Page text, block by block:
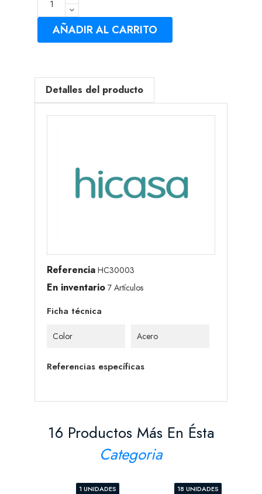
AÑADIR AL CARRITO
Detalles del producto
Referencia HC30003
En inventario 7 Artículos
Ficha técnica
Color Acero
Referencias específicas
16 Productos Más En Ésta
Categoria
1 UNIDADES 18 UNIDADES